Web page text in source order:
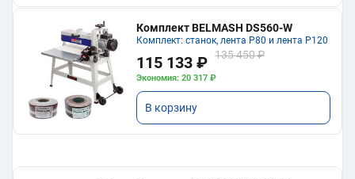
Комплект BELMASH DS560-W
Комплект: станок, лента P80 и лента P120
115 133 ₽ 135 450 ₽
Экономия: 20 317 ₽
В корзину